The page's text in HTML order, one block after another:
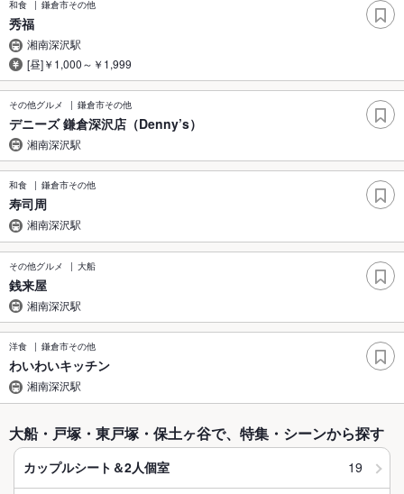
和食 鎌倉市その他
秀福
湘南深沢駅
[昼]￥1,000～￥1,999
その他グルメ 鎌倉市その他
デニーズ 鎌倉深沢店（Denny’s）
湘南深沢駅
和食 鎌倉市その他
寿司周
湘南深沢駅
その他グルメ 大船
銭来屋
湘南深沢駅
洋食 鎌倉市その他
わいわいキッチン
湘南深沢駅
大船・戸塚・東戸塚・保土ヶ谷で、特集・シーンから探す
カップルシート＆2人個室 19